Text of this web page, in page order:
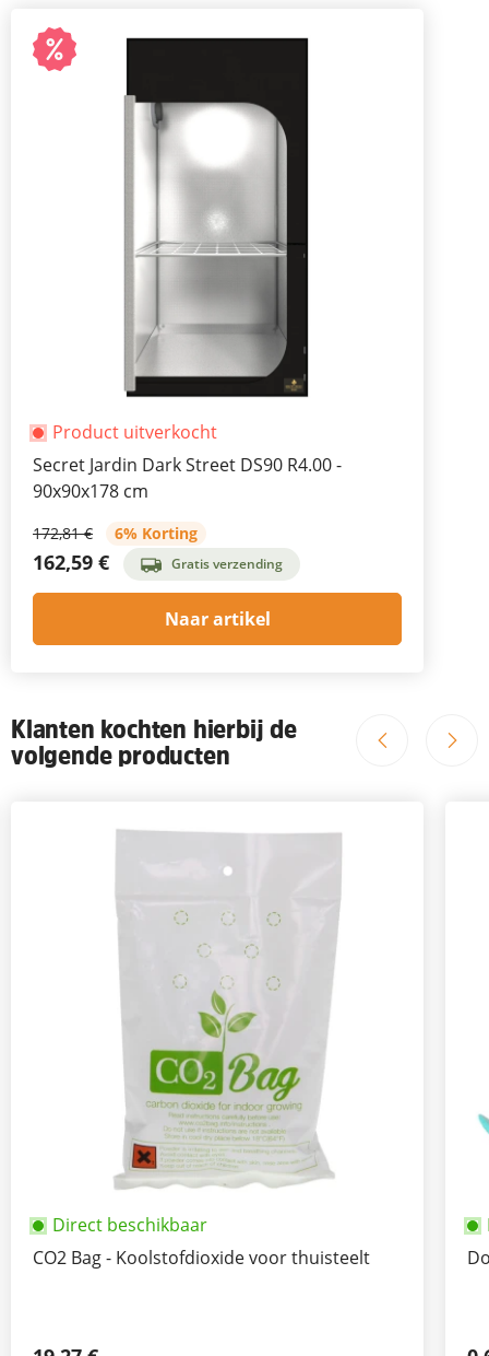
Product uitverkocht
Secret Jardin Dark Street DS90 R4.00 -
90x90x178 cm
172,81 € 6% Korting
162,59 € Gratis verzending
Naar artikel
Klanten kochten hierbij de
volgende producten
Direct beschikbaar
CO2 Bag - Koolstofdioxide voor thuisteelt